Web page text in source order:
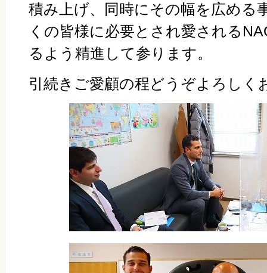
積み上げ、同時にその幅を広める
くの皆様に必要とされ愛される
るよう精進して参ります。
引続きご愛顧の程どうぞよろしく